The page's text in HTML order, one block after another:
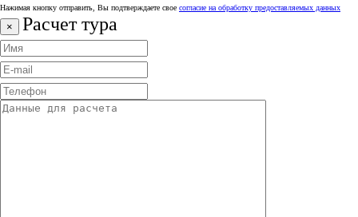
Нажимая кнопку отправить, Вы подтверждаете свое согласие на обработку предоставляемых данных
× Расчет тура